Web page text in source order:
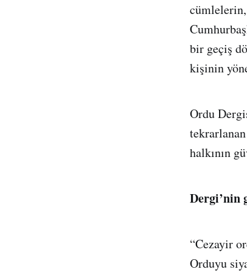
bir geçiş
kişinin
Ordu
halkının
Dergi’nin
“Cezayir
Orduyu